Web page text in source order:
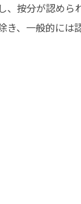
、按分が認め
、一般的には